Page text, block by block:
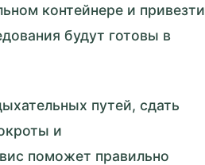
контейнере и привезти
будут готовы в
путей, сдать
и
поможет правильно